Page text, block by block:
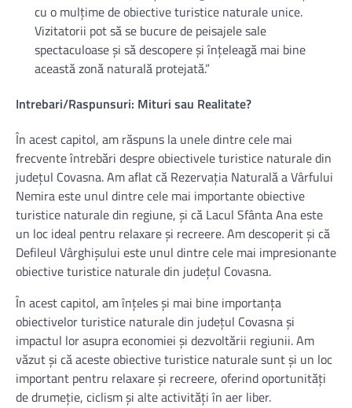
cu o mulțime de obiective turistice naturale unice.
Vizitatorii pot să se bucure de peisajele sale
spectaculoase și să descopere și înțeleagă mai bine
această zonă naturală protejată.”
Intrebari/Raspunsuri: Mituri sau Realitate?
În acest capitol, am răspuns la unele dintre cele mai
frecvente întrebări despre obiectivele turistice naturale din
județul Covasna. Am aflat că Rezervația Naturală a Vârfului
Nemira este unul dintre cele mai importante obiective
turistice naturale din regiune, și că Lacul Sfânta Ana este
un loc ideal pentru relaxare și recreere. Am descoperit și că
Defileul Vârghișului este unul dintre cele mai impresionante
obiective turistice naturale din județul Covasna.
În acest capitol, am înțeles și mai bine importanța
obiectivelor turistice naturale din județul Covasna și
impactul lor asupra economiei și dezvoltării regiunii. Am
văzut și că aceste obiective turistice naturale sunt și un loc
important pentru relaxare și recreere, oferind oportunități
de drumeție, ciclism și alte activități în aer liber.